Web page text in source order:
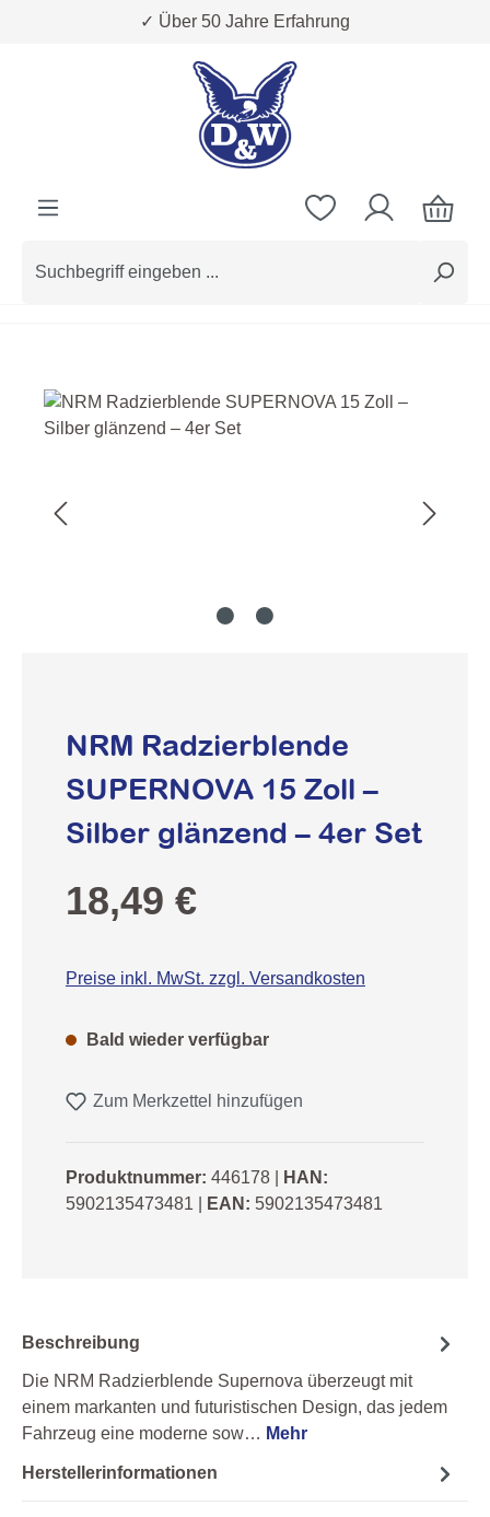
Zum Hauptinhalt springen✓ Über 50 Jahre Erfahrung
Bildergalerie überspringen
NRM Radzierblende
SUPERNOVA 15 Zoll –
Silber glänzend – 4er Set
Regulärer Preis:
18,49 €
Preise inkl. MwSt. zzgl. Versandkosten
Bald wieder verfügbar
Zum Merkzettel hinzufügen
Produktnummer: 446178
HAN:
5902135473481
EAN: 5902135473481
Beschreibung
Die NRM Radzierblende Supernova überzeugt mit
einem markanten und futuristischen Design, das jedem
Fahrzeug eine moderne sow… Mehr
Herstellerinformationen